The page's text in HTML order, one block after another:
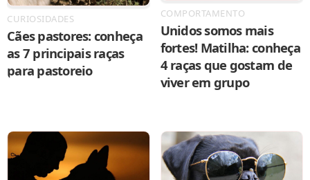
CURIOSIDADES
Cães pastores: conheça
as 7 principais raças
para pastoreio
COMPORTAMENTO
Unidos somos mais
fortes! Matilha: conheça
4 raças que gostam de
viver em grupo